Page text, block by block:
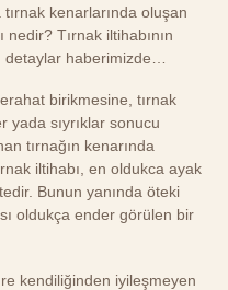
kenarlarında oluşan
Tırnak iltihabının
detaylar haberimizde…
birikmesine, tırnak
yada sıyrıklar sonucu
tırnağın kenarında
iltihabı, en oldukca ayak
Bunun yanında öteki
oldukça ender görülen bir
kendiliğinden iyileşmeyen